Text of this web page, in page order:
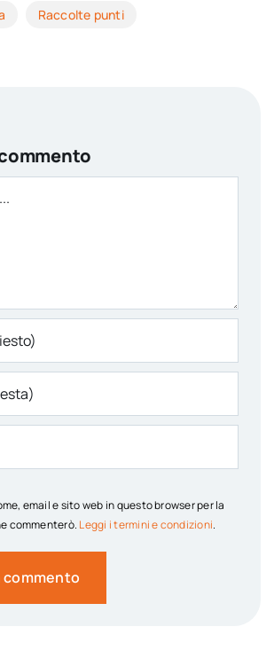
Raccolte punti
email e sito web in questo browser per la
commenterò. Leggi i termini e condizioni.